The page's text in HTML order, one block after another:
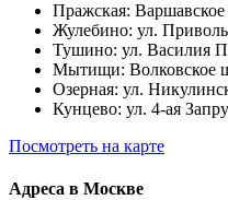
Пражская:
Жулебино: ул.
Тушино: ул. Василия
Мытищи: Волковское
Озерная: ул.
Кунцево: ул. 4-ая
Посмотреть на карте
Адреса в Москве